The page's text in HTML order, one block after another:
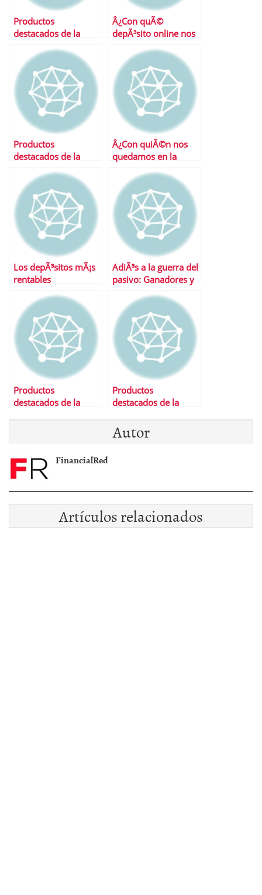
Productos
destacados de la
Â¿Con quÃ©
depÃ³sito online nos
Productos
destacados de la
Â¿Con quiÃ©n nos
quedamos en la
Los depÃ³sitos mÃ¡s
rentables
AdiÃ³s a la guerra del
pasivo: Ganadores y
Productos
destacados de la
Productos
destacados de la
Autor
FinancialRed
Artículos relacionados